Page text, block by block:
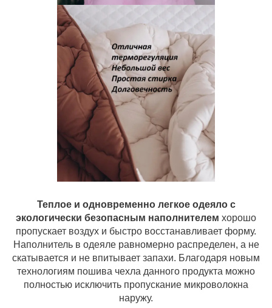
Теплое и одновременно легкое одеяло с
экологически безопасным наполнителем хорошо
пропускает воздух и быстро восстанавливает форму.
Наполнитель в одеяле равномерно распределен, а не
скатывается и не впитывает запахи. Благодаря новым
технологиям пошива чехла данного продукта можно
полностью исключить пропускание микроволокна
наружу.